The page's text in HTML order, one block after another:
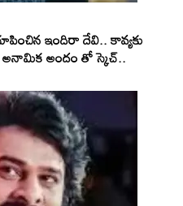
ఇందిరా దేవి.. కావ్యకు
అనామిక అందం తో స్కెచ్..